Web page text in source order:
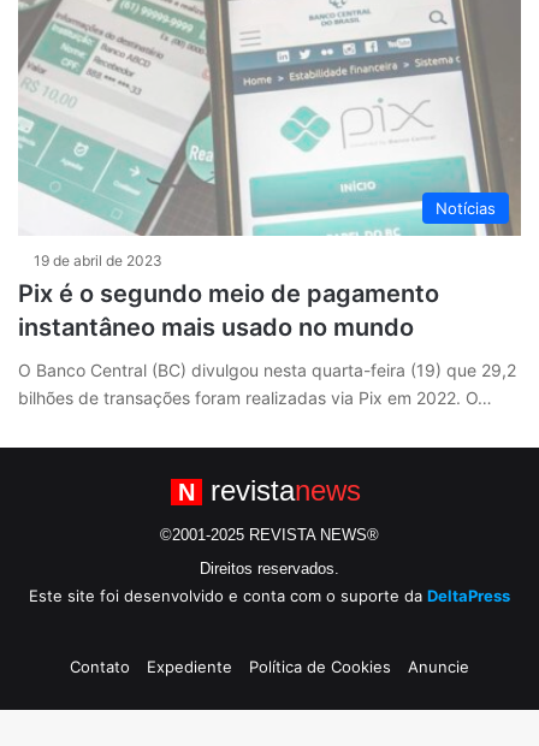
Notícias
19 de abril de 2023
Pix é o segundo meio de pagamento
instantâneo mais usado no mundo
O Banco Central (BC) divulgou nesta quarta-feira (19) que 29,2
bilhões de transações foram realizadas via Pix em 2022. O…
N revistanews
©2001-2025 REVISTA NEWS®
Direitos reservados.
Este site foi desenvolvido e conta com o suporte da DeltaPress
Contato Expediente Política de Cookies Anuncie